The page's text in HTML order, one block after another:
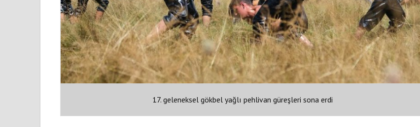
17. geleneksel gökbel yağlı pehlivan güreşleri sona erdi